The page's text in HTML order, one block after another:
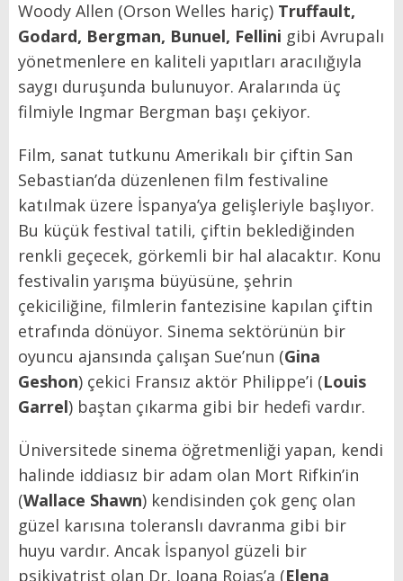
Woody Allen (Orson Welles hariç) Truffault,
Godard, Bergman, Bunuel, Fellini gibi Avrupalı
yönetmenlere en kaliteli yapıtları aracılığıyla
saygı duruşunda bulunuyor. Aralarında üç
filmiyle Ingmar Bergman başı çekiyor.
Film, sanat tutkunu Amerikalı bir çiftin San
Sebastian’da düzenlenen film festivaline
katılmak üzere İspanya’ya gelişleriyle başlıyor.
Bu küçük festival tatili, çiftin beklediğinden
renkli geçecek, görkemli bir hal alacaktır. Konu
festivalin yarışma büyüsüne, şehrin
çekiciliğine, filmlerin fantezisine kapılan çiftin
etrafında dönüyor. Sinema sektörünün bir
oyuncu ajansında çalışan Sue’nun (Gina
Geshon) çekici Fransız aktör Philippe’i (Louis
Garrel) baştan çıkarma gibi bir hedefi vardır.
Üniversitede sinema öğretmenliği yapan, kendi
halinde iddiasız bir adam olan Mort Rifkin’in
(Wallace Shawn) kendisinden çok genç olan
güzel karısına toleranslı davranma gibi bir
huyu vardır. Ancak İspanyol güzeli bir
psikiyatrist olan Dr. Joana Rojas’a (Elena